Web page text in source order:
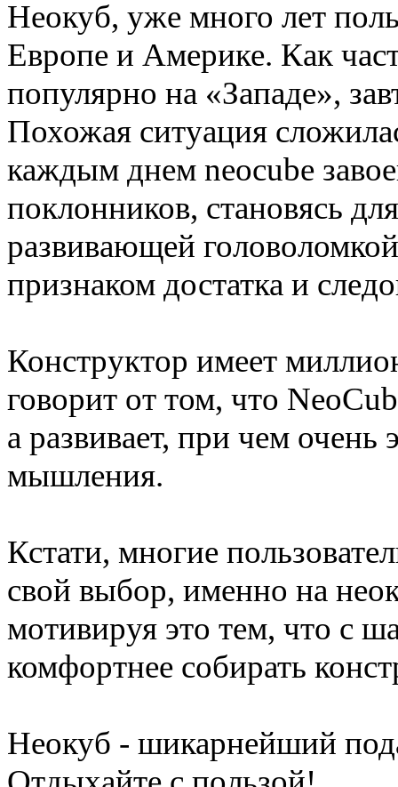
Неокуб, уже много лет
Европе и Америке. Как
популярно на «Западе»,
Похожая ситуация
каждым днем neocube
поклонников, становясь
развивающей
признаком достатка и
Конструктор имеет
говорит от том, что
а развивает, при чем
мышления.
Кстати, многие
свой выбор, именно на
мотивируя это тем, что с
комфортнее собирать
Неокуб - шикарнейший